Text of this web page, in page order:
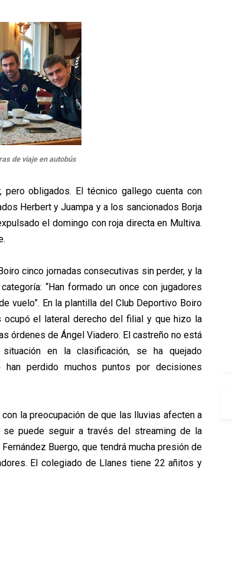
de viaje en autobús
obligados. El técnico gallego cuenta con
Herbert y Juampa y a los sancionados Borja
el domingo con roja directa en Multiva.
cinco jornadas consecutivas sin perder, y la
“Han formado un once con jugadores
vuelo”. En la plantilla del Club Deportivo Boiro
ocupó el lateral derecho del filial y que hizo la
órdenes de Ángel Viadero. El castreño no está
en la clasificación, se ha quejado
perdido muchos puntos por decisiones
la preocupación de que las lluvias afecten a
se puede seguir a través del streaming de la
Buergo, que tendrá mucha presión de
El colegiado de Llanes tiene 22 añitos y